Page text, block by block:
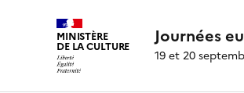
MINISTÈRE
DE LA CULTURE Journées
19 et 20